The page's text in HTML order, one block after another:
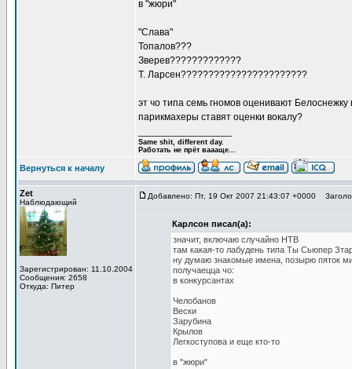
в "жюри"
"Слава"
Топалов???
Зверев?????????????
Т. Ларсен???????????????????????
эт чо типа семь гномов оценивают
парикмахеры ставят оценки вокалу?
Same shit, different day.
Работать не прёт ваааще...
Вернуться к началу
Zet
Наблюдающий
Зарегистрирован: 11.10.2004
Сообщения: 2658
Откуда: Питер
Добавлено: Пт, 19 Окт 2007 21:43:07 +0000
Карлсон писал(а):
значит, включаю случайно НТВ
там какая-то лабудень типа Ты Сьюпер
ну думаю знакомые имена, позырю пяток
получаецца чо:
в конкурсантах
Челобанов
Вески
Зарубина
Крылов
Легкоступова и еще кто-то
в "жюри"